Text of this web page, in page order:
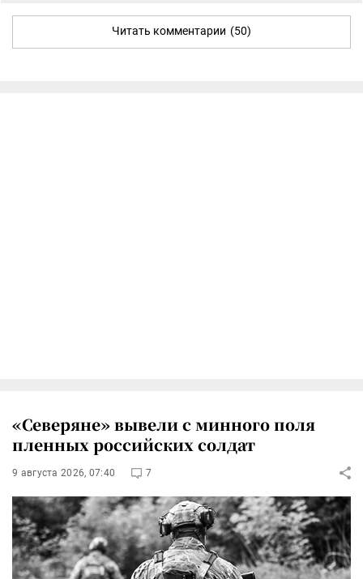
Читать комментарии (50)
«Северяне» вывели с минного поля
пленных российских солдат
9 августа 2026, 07:40 7